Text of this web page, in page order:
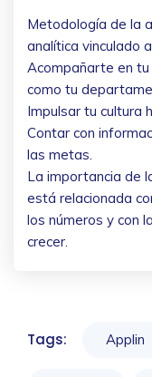
Metodología de la
analítica vinculado
Acompañarte en tu
como tu
Impulsar tu cultura
Contar con
las metas.
La importancia de
está relacionada
los números y con
crecer.
Tags: Applin